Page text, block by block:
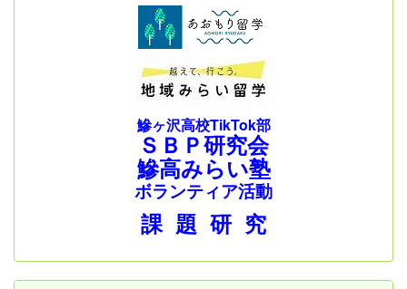
鰺ヶ沢高校TikTok部
ＳＢＰ研究会
鰺高みらい塾
ボランティア活動
課 題 研 究